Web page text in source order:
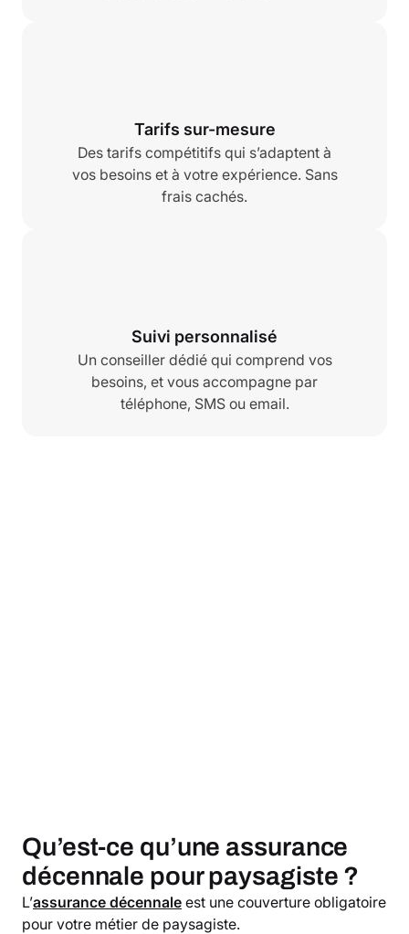
Tarifs sur-mesure
Des tarifs compétitifs qui s’adaptent à
vos besoins et à votre expérience. Sans
frais cachés.
Suivi personnalisé
Un conseiller dédié qui comprend vos
besoins, et vous accompagne par
téléphone, SMS ou email.
Qu’est-ce qu’une assurance
décennale pour paysagiste ?
L’assurance décennale est une couverture obligatoire
pour votre métier de paysagiste.